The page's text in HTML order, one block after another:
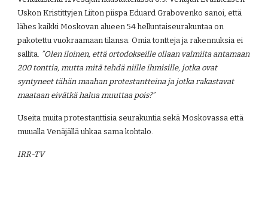
Uskon Kristittyjen Liiton piispa Eduard Grabovenko sanoi, että
lähes kaikki Moskovan alueen 54 helluntaiseurakuntaa on
pakotettu vuokraamaan tilansa. Omia tontteja ja rakennuksia ei
sallita. ”Olen iloinen, että ortodokseille ollaan valmiita antamaan
200 tonttia, mutta mitä tehdä niille ihmisille, jotka ovat
syntyneet tähän maahan protestantteina ja jotka rakastavat
maataan eivätkä halua muuttaa pois?”
Useita muita protestanttisia seurakuntia sekä Moskovassa että
muualla Venäjällä uhkaa sama kohtalo.
IRR-TV